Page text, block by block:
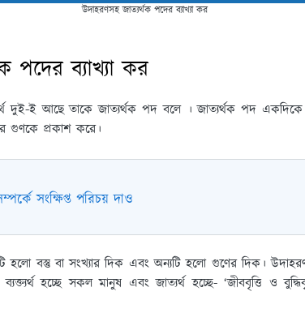
উদাহরণসহ জাত্যর্থক পদের ব্যাখ্যা কর
পদের ব্যাখ্যা কর
দুই-ই আছে তাকে জাত্যর্থক পদ বলে । জাত্যর্থক পদ একদিকে
গুণকে প্রকাশ করে।
সংক্ষিপ্ত পরিচয় দাও
বস্তু বা সংখ্যার দিক এবং অন্যটি হলো গুণের দিক।
হচ্ছে সকল মানুষ এবং জাত্যর্থ হচ্ছে- ‘জীববৃত্তি ও